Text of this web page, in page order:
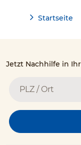
Startseite
Jetzt Nachhilfe in